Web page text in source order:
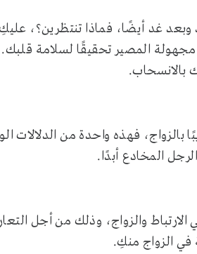
غد أيضًا، فماذا تنتظرين؟، عليكِ
مجهولة المصير تحقيقًا لسلامة
بالانسحاب.
بالزواج، فهذه واحدة من الدلالات
المخادع أبدًا.
والزواج، وذلك من أجل
في الزواج منكِ.